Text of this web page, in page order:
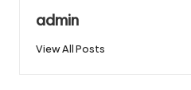
admin
View All Posts